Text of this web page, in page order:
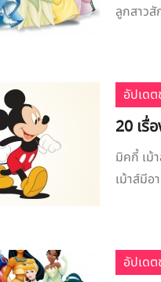
ลูกสาว
อัปเด
20 เรื่
มิคกี้ เม้
เม้าส์มีอ
อัปเด